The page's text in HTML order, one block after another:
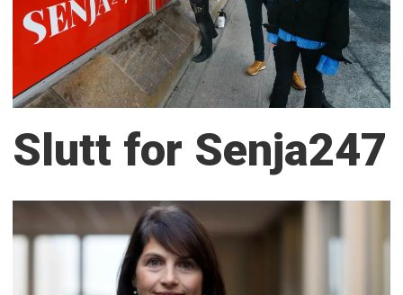
Slutt for Senja247